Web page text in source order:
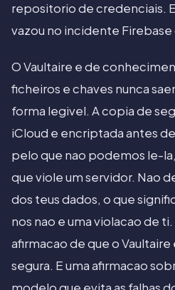
repositorio de credenciais.
vazou no incidente Firebase
O Vaultaire e de
ficheiros e chaves nunca
forma legivel. A copia de
iCloud e encriptada antes
pelo que nao podemos le-
que viole um servidor. Nao
dos teus dados, o que
nos nao e uma violacao de ti.
afirmacao de que o Vaultaire
segura. E uma afirmacao